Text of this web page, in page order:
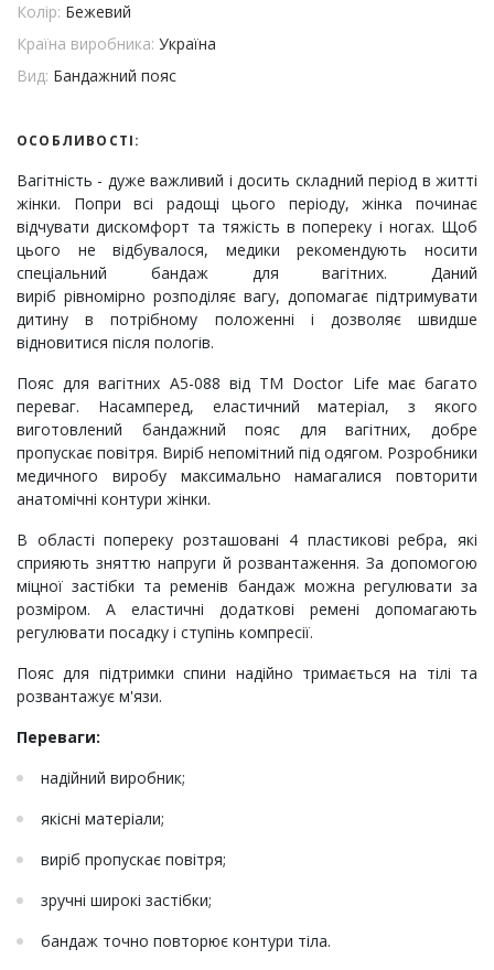
Колір: Бежевий
Країна виробника: Україна
Вид: Бандажний пояс
ОСОБЛИВОСТІ:
Вагітність - дуже важливий і досить складний період в житті
жінки. Попри всі радощі цього періоду, жінка починає
відчувати дискомфорт та тяжість в попереку і ногах. Щоб
цього не відбувалося, медики рекомендують носити
спеціальний бандаж для вагітних. Даний
виріб рівномірно розподіляє вагу, допомагає підтримувати
дитину в потрібному положенні і дозволяє швидше
відновитися після пологів.
Пояс для вагітних A5-088 від ТМ Doctor Life має багато
переваг. Насамперед, еластичний матеріал, з якого
виготовлений бандажний пояс для вагітних, добре
пропускає повітря. Виріб непомітний під одягом. Розробники
медичного виробу максимально намагалися повторити
анатомічні контури жінки.
В області попереку розташовані 4 пластикові ребра, які
сприяють зняттю напруги й розвантаження. За допомогою
міцної застібки та ременів бандаж можна регулювати за
розміром. А еластичні додаткові ремені допомагають
регулювати посадку і ступінь компресії.
Пояс для підтримки спини надійно тримається на тілі та
розвантажує м'язи.
Переваги:
надійний виробник;
якісні матеріали;
виріб пропускає повітря;
зручні широкі застібки;
бандаж точно повторює контури тіла.